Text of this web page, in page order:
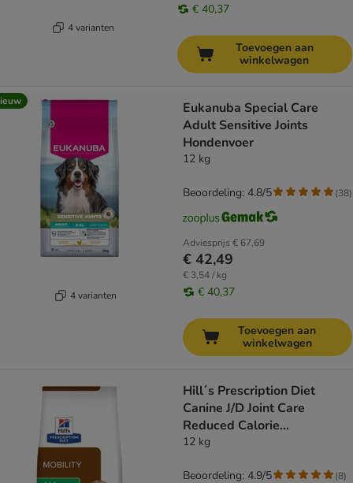
4 varianten
€ 40,37
Toevoegen aan
winkelwagen
4 varianten
Eukanuba Special Care
Adult Sensitive Joints
Hondenvoer
12 kg
Adviesprijs € 67,69
€ 42,49
€ 3,54 / kg
€ 40,37
Beoordeling: 4.8/5 (38)
Toevoegen aan
winkelwagen
Hill´s Prescription Diet
Canine J/D Joint Care
Reduced Calorie
Hondenvoer met Kip
12 kg
Beoordeling: 4.9/5 (8)